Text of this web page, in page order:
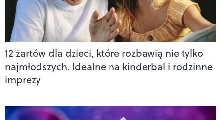
12 żartów dla dzieci, które rozbawią nie tylko
najmłodszych. Idealne na kinderbal i rodzinne
imprezy